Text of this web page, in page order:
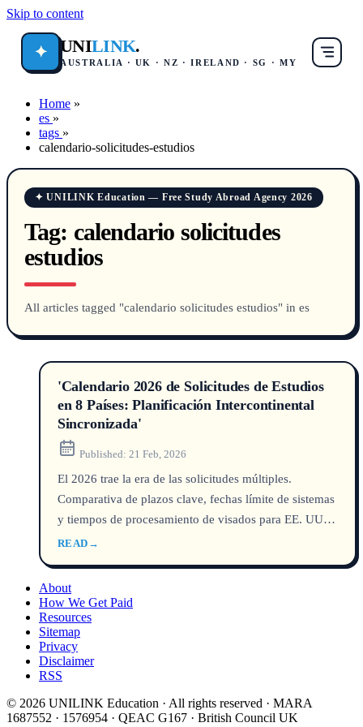
Skip to content
✦ UNILINK.
AUSTRALIA · UK · NZ · IRELAND · SG · MY
Home »
es »
tags »
calendario-solicitudes-estudios
✦ UNILINK Education — Free Study Abroad Agency 2026
Tag: calendario solicitudes
estudios
All articles tagged "calendario solicitudes estudios" in es
'Calendario 2026 de Solicitudes de Estudios
en 8 Países: Planificación Intercontinental
Sincronizada'
Published: 21 Feb, 2026
El 2026 trae la era de las solicitudes múltiples.
Comparativa de plazos clave, fechas límite de sistemas
y tiempos de procesamiento de visados para EE. UU.,
Reino Unido, Australia, Canadá, Nueva Zelanda,
anónimos de estudiantes y asesoría de UNILINK.
READ →
About
How We Get Paid
Resources
Sitemap
Privacy
Disclaimer
RSS
© 2026 UNILINK Education · All rights reserved · MARA
1687552 · 1576954 · QEAC G167 · British Council UK